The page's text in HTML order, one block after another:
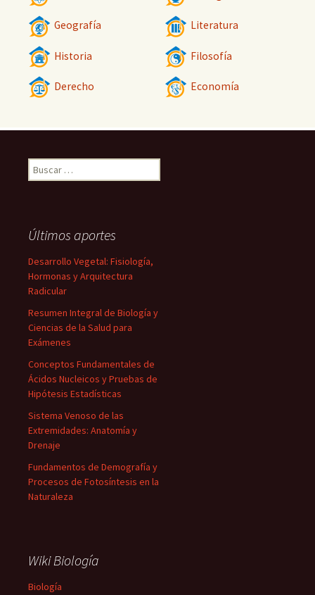
Geografía Literatura
Historia Filosofía
Derecho Economía
Buscar:
Últimos aportes
Desarrollo Vegetal: Fisiología,
Hormonas y Arquitectura
Radicular
Resumen Integral de Biología y
Ciencias de la Salud para
Exámenes
Conceptos Fundamentales de
Ácidos Nucleicos y Pruebas de
Hipótesis Estadísticas
Sistema Venoso de las
Extremidades: Anatomía y
Drenaje
Fundamentos de Demografía y
Procesos de Fotosíntesis en la
Naturaleza
Wiki Biología
Biología